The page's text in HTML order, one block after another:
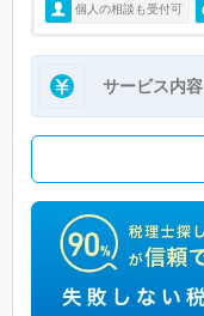
個人の相談も受付可
サービス内容